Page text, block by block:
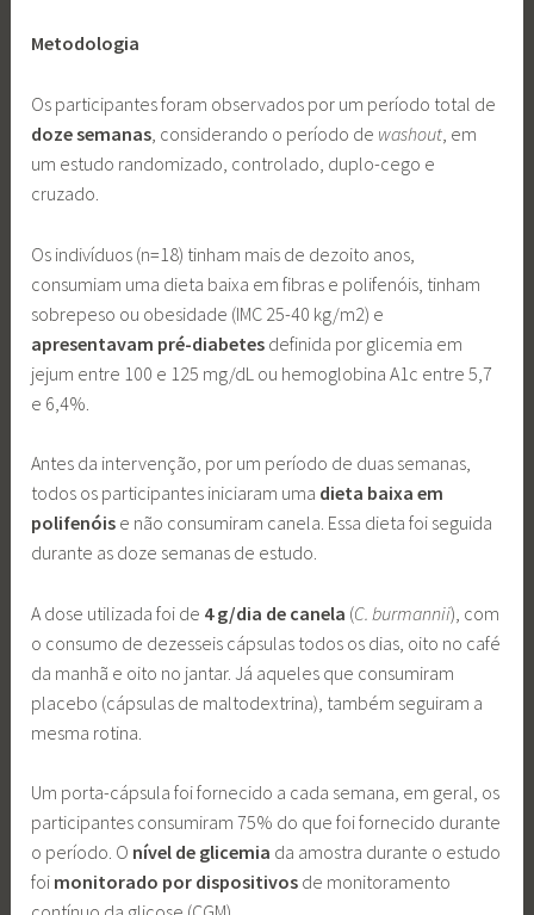
Metodologia
Os participantes foram observados por um período total de
doze semanas , considerando o período de washout , em
um estudo randomizado, controlado, duplo-cego e
cruzado.
Os indivíduos (n=18) tinham mais de dezoito anos,
consumiam uma dieta baixa em fibras e polifenóis, tinham
sobrepeso ou obesidade (IMC 25-40 kg/m2) e
apresentavam pré-diabetes definida por glicemia em
jejum entre 100 e 125 mg/dL ou hemoglobina A1c entre 5,7
e 6,4%.
Antes da intervenção, por um período de duas semanas,
todos os participantes iniciaram uma dieta baixa em
polifenóis e não consumiram canela. Essa dieta foi seguida
durante as doze semanas de estudo.
A dose utilizada foi de 4 g/dia de canela (C. burmannii), com
o consumo de dezesseis cápsulas todos os dias, oito no café
da manhã e oito no jantar. Já aqueles que consumiram
placebo (cápsulas de maltodextrina), também seguiram a
mesma rotina.
Um porta-cápsula foi fornecido a cada semana, em geral, os
participantes consumiram 75% do que foi fornecido durante
o período. O nível de glicemia da amostra durante o estudo
foi monitorado por dispositivos de monitoramento